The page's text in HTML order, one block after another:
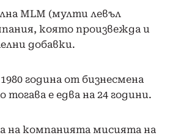
MLM (мулти левъл
която произвежда и
добавки.
година от бизнесмена
е едва на 24 години.
на компанията мисията на